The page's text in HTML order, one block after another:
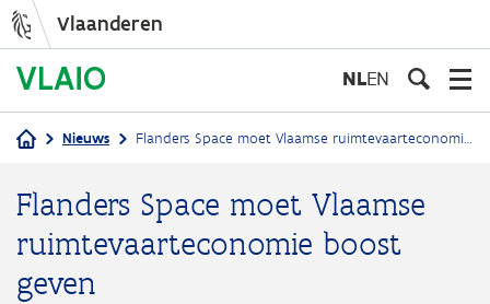
Vlaanderen
NLEN
Nieuws Flanders Space moet Vlaamse ruimtevaarteconomie boost geven
Flanders Space moet Vlaamse
ruimtevaarteconomie boost
geven